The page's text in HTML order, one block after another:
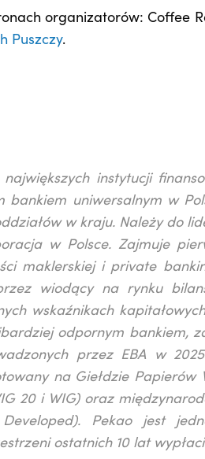
organizatorów: Coffee
Puszczy.
instytucji
bankiem uniwersalnym w
w kraju. Należy do
w Polsce. Zajmuje
maklerskiej i private
wiodący na rynku
wskaźnikach
odpornym bankiem,
przez EBA w
na Giełdzie Papierów
20 i WIG) oraz
Pekao jest
ostatnich 10 lat